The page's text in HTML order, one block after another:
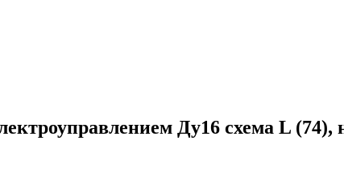
Ду16 схема L